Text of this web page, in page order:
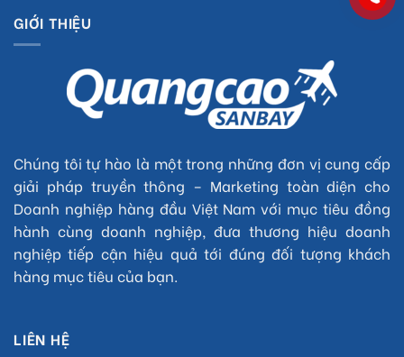
GIỚI THIỆU
Chúng tôi tự hào là một trong những đơn vị cung cấp
giải pháp truyền thông – Marketing toàn diện cho
Doanh nghiệp hàng đầu Việt Nam với mục tiêu đồng
hành cùng doanh nghiệp, đưa thương hiệu doanh
nghiệp tiếp cận hiệu quả tới đúng đối tượng khách
hàng mục tiêu của bạn.
LIÊN HỆ